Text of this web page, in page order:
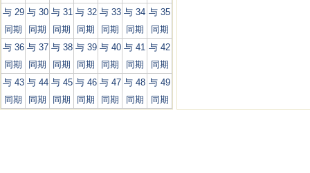
与 29
同期
与 30
同期
与 31
同期
与 32
同期
与 33
同期
与 34
同期
与 35
同期
与 36
同期
与 37
同期
与 38
同期
与 39
同期
与 40
同期
与 41
同期
与 42
同期
与 43
同期
与 44
同期
与 45
同期
与 46
同期
与 47
同期
与 48
同期
与 49
同期